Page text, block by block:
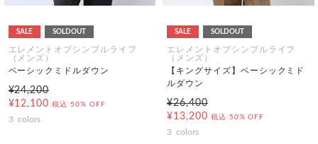
SALE SOLDOUT
エレメントオブシンプルライフ
（メンズ）
ベーシックミドルダウン
¥24,200
¥12,100 税込 50% OFF
3 colors
SALE SOLDOUT
エレメントオブシンプルライフ
（メンズ）
【キングサイズ】ベーシックミド
ルダウン
¥26,400
¥13,200 税込 50% OFF
3 colors